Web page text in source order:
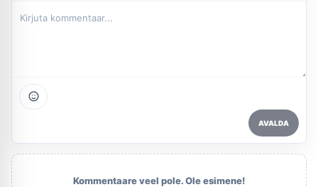
AVALDA
Kommentaare veel pole. Ole esimene!